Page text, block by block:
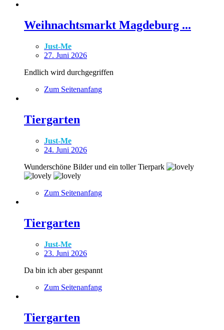
Weihnachtsmarkt Magdeburg ...
Just-Me
27. Juni 2026
Endlich wird durchgegriffen
Zum Seitenanfang
Tiergarten
Just-Me
24. Juni 2026
Wunderschöne Bilder und ein toller Tierpark
Zum Seitenanfang
Tiergarten
Just-Me
23. Juni 2026
Da bin ich aber gespannt
Zum Seitenanfang
Tiergarten